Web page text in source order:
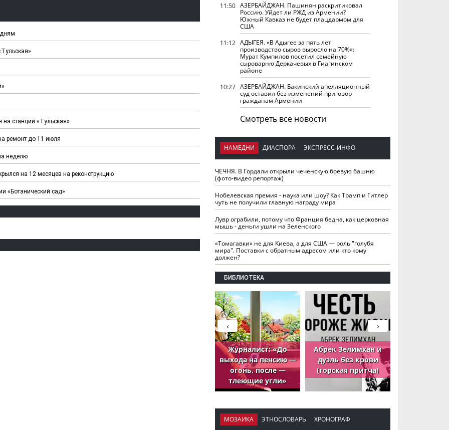
станции «Тульская»
ремонт до 11 июля
неделю
на 12 месяцев на реконструкцию
«Ботанический сад»
11:50 АЗЕРБАЙДЖАН. Пашинян раскритиковал
Россию. Уйдет ли РЖД из Армении?
Южный Кавказ не будет плацдармом для
США
11:12 АДЫГЕЯ. «В Адыгее за пять лет
производство сыров выросло на 70%»:
Мурат Кумпилов посетил семейную
сыроварню Деркачевых в Гиагинском
районе
10:27 АЗЕРБАЙДЖАН. Бакинский апелляционный
суд оставил без изменений приговор
гражданам Армении
Смотреть все новости
НАМЕДНИ ДИАСПОРА ЭКСПРЕСС-ИНФО
ЧЕЧНЯ. В Гордали открыли чеченскую боевую башню
(фото-видео репортаж)
Нобелевская премия - наука или шоу? Как Трамп и Гитлер
чуть не получили главную награду мира
Лувр ограбили, потому что Франция бедна, как церковная
мышь - деньги ушли на Зеленского
«Томагавки» не для Киева, а для США — роль "голубя
мира". Поставки с обратным адресом или кто кому
должен?
БИБЛИОТЕКА
Журналист: «До
выхода на пенсию —
огонь, после —
тлеющие угли»
Абрек Зелимхан и
дуэль без крови
(горская притча)
›
‹
МОЗАИКА ЭТНОСЛОВАРЬ ХРОНОГРАФ